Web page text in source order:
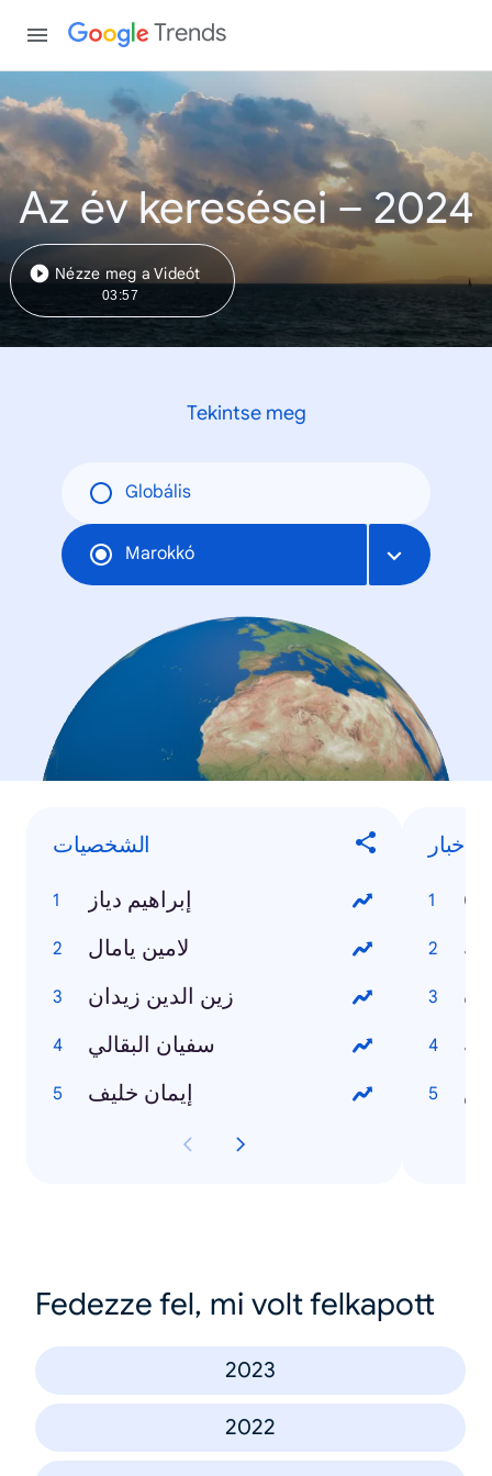
Trends
Az év keresései – 2024
Nézze meg a Videót
03:57
Tekintse meg
Globális
Marokkó
الشخصيات
إبراهيم دياز
لامين يامال
زين الدين زيدان
سفيان البقالي
إيمان خليف
الأخبار
Fedezze fel, mi volt felkapott
2023
2022